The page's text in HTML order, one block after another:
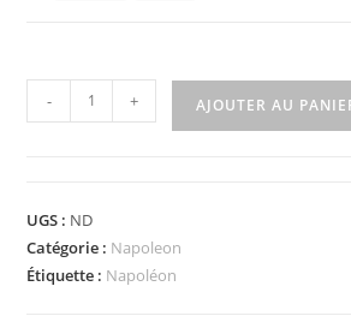
- + AJOUTER AU
UGS : ND
Catégorie : Napoleon
Étiquette : Napoléon